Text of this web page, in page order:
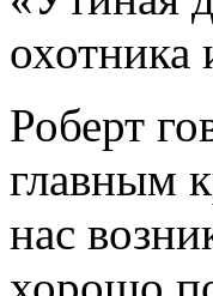
охотника
Роберт
главным
нас